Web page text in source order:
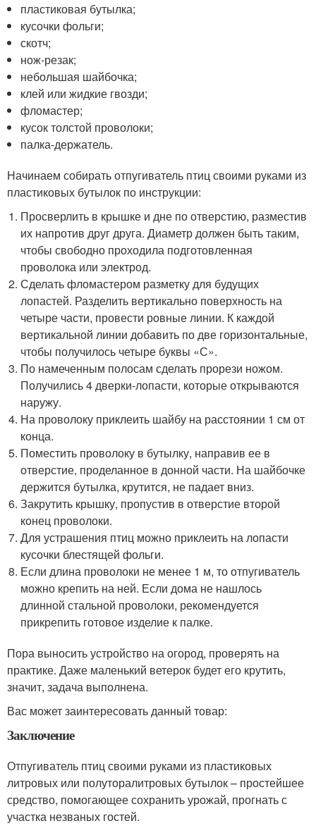
пластиковая бутылка;
кусочки фольги;
скотч;
нож-резак;
небольшая шайбочка;
клей или жидкие гвозди;
фломастер;
кусок толстой проволоки;
палка-держатель.
Начинаем собирать отпугиватель птиц своими руками из
пластиковых бутылок по инструкции:
Просверлить в крышке и дне по отверстию, разместив
их напротив друг друга. Диаметр должен быть таким,
чтобы свободно проходила подготовленная
проволока или электрод.
Сделать фломастером разметку для будущих
лопастей. Разделить вертикально поверхность на
четыре части, провести ровные линии. К каждой
вертикальной линии добавить по две горизонтальные,
чтобы получилось четыре буквы «С».
По намеченным полосам сделать прорези ножом.
Получились 4 дверки-лопасти, которые открываются
наружу.
На проволоку приклеить шайбу на расстоянии 1 см от
конца.
Поместить проволоку в бутылку, направив ее в
отверстие, проделанное в донной части. На шайбочке
держится бутылка, крутится, не падает вниз.
Закрутить крышку, пропустив в отверстие второй
конец проволоки.
Для устрашения птиц можно приклеить на лопасти
кусочки блестящей фольги.
Если длина проволоки не менее 1 м, то отпугиватель
можно крепить на ней. Если дома не нашлось
длинной стальной проволоки, рекомендуется
прикрепить готовое изделие к палке.
Пора выносить устройство на огород, проверять на
практике. Даже маленький ветерок будет его крутить,
значит, задача выполнена.
Вас может заинтересовать данный товар:
Заключение
Отпугиватель птиц своими руками из пластиковых
литровых или полуторалитровых бутылок – простейшее
средство, помогающее сохранить урожай, прогнать с
участка незваных гостей.